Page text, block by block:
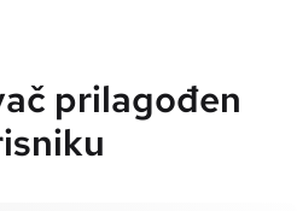
prilagođen